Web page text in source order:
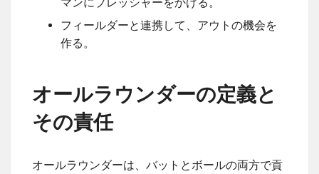
フィールダーと連携して、アウトの機会を
作る。
オールラウンダーの定義と
その責任
オールラウンダーは、バットとボールの両方で貢